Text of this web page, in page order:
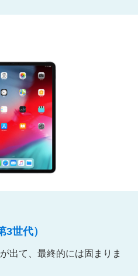
世代）
出て、最終的には固まりま